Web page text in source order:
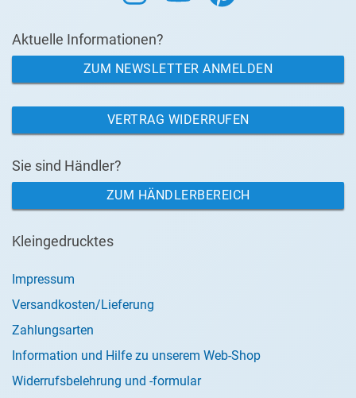
Aktuelle Informationen?
ZUM NEWSLETTER ANMELDEN
VERTRAG WIDERRUFEN
Sie sind Händler?
ZUM HÄNDLERBEREICH
Kleingedrucktes
Impressum
Versandkosten/Lieferung
Zahlungsarten
Information und Hilfe zu unserem Web-Shop
Widerrufsbelehrung und -formular